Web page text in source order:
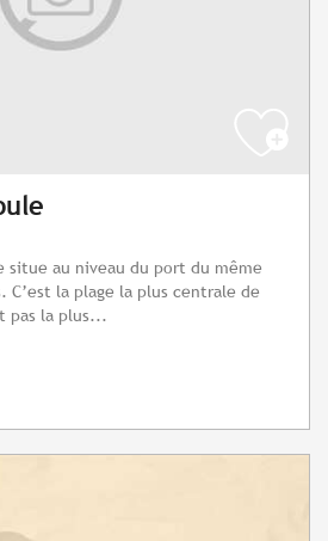
situe au niveau du port du même
C’est la plage la plus centrale de
pas la plus...